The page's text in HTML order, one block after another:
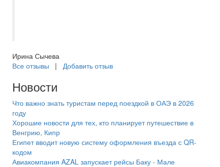
Ирина Сычева
Все отзывы | Добавить отзыв
Новости
Что важно знать туристам перед поездкой в ОАЭ в 2026
году
Хорошие новости для тех, кто планирует путешествие в
Венгрию, Кипр
Египет вводит новую систему оформления въезда с QR-
кодом
Авиакомпания AZAL запускает рейсы Баку - Мале